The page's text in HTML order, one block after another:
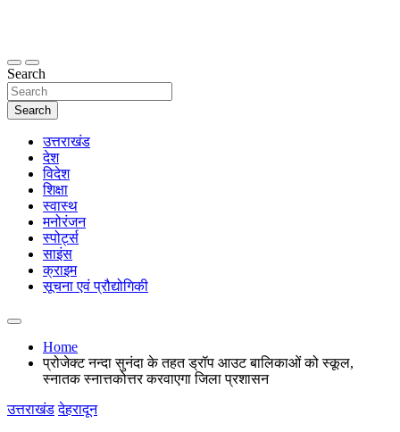
thetoptennews.com
Search
Search
उत्तराखंड
देश
विदेश
शिक्षा
स्वास्थ
मनोरंजन
स्पोर्ट्स
साइंस
क्राइम
सूचना एवं प्रौद्योगिकी
Home
प्रोजेक्ट नन्दा सुनंदा के तहत ड्रॉप आउट बालिकाओं को स्कूल,
स्नातक स्नात्तकोत्तर करवाएगा जिला प्रशासन
उत्तराखंड देहरादून